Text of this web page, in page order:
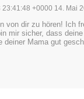
+0000 14. Mai
von dir zu hören! Ich
mir sicher, dass
deiner Mama gut